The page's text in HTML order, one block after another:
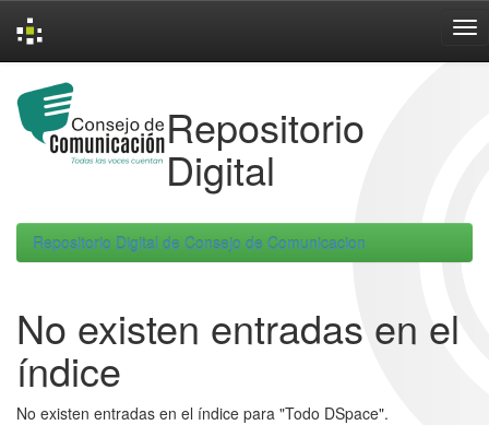
navigation
Repositorio
Digital
Repositorio Digital de Consejo de Comunicacion
No existen entradas en el
índice
No existen entradas en el índice para "Todo DSpace".